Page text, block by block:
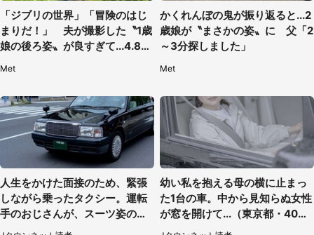
「ジブリの世界」「冒険のはじ
まりだ！」 夫が撮影した〝1歳
娘の後ろ姿〟が良すぎて...4.8万
Met
かくれんぼの鬼が振り返ると...2
歳娘が〝まさかの姿〟に 父「2
～3分探しました」
Met
人生をかけた面接のため、緊張
しながら乗ったタクシー。運転
手のおじさんが、スーツ姿の私
を見て...（福岡県・30代女性）
幼い私を抱える母の横に止まっ
た1台の車。中から見知らぬ女性
が窓を開けて...（東京都・40代
男性）